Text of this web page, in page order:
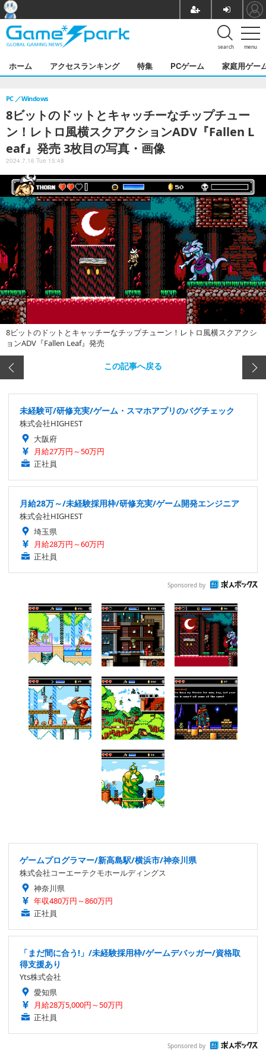
menu
search
ホーム アクセスランキング 特集 PCゲーム 家庭用ゲー
8ビットのドットとキャッチーなチップチュー
ン！レトロ風横スクアクションADV『Fallen L
eaf』発売 3枚目の写真・画像
PC Windows
2024.7.16 Tue 15:48
8ビットのドットとキャッチーなチップチューン！レトロ風横スクアクシ
ョンADV『Fallen Leaf』発売
この記事へ戻る
未経験可/研修充実/ゲーム・スマホアプリのバグチェック
株式会社HIGHEST
大阪府
月給27万円～50万円
正社員
月給28万～/未経験採用枠/研修充実/ゲーム開発エンジニア
株式会社HIGHEST
埼玉県
月給28万円～60万円
正社員
Sponsored by
ゲームプログラマー/新高島駅/横浜市/神奈川県
株式会社コーエーテクモホールディングス
神奈川県
年収480万円～860万円
正社員
「まだ間に合う!」/未経験採用枠/ゲームデバッガー/資格取
得支援あり
Yts株式会社
愛知県
月給28万5,000円～50万円
正社員
Sponsored by